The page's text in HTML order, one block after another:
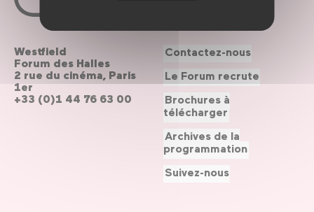
Westfield
Forum des Halles
2 rue du cinéma, Paris
1er
+33 (0)1 44 76 63 00
Contactez-nous
Le Forum recrute
Brochures à
télécharger
Archives de la
programmation
Suivez-nous